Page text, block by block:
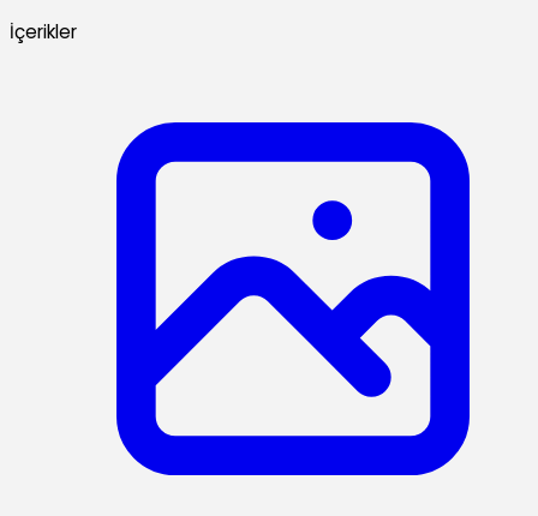
İçerikler